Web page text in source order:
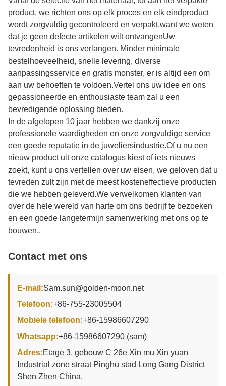
product, we richten ons op elk proces en elk eindproduct
wordt zorgvuldig gecontroleerd en verpakt.want we weten
dat je geen defecte artikelen wilt ontvangenUw
tevredenheid is ons verlangen. Minder minimale
bestelhoeveelheid, snelle levering, diverse
aanpassingsservice en gratis monster, er is altijd een om
aan uw behoeften te voldoen.Vertel ons uw idee en ons
gepassioneerde en enthousiaste team zal u een
bevredigende oplossing bieden.
In de afgelopen 10 jaar hebben we dankzij onze
professionele vaardigheden en onze zorgvuldige service
een goede reputatie in de juweliersindustrie.Of u nu een
nieuw product uit onze catalogus kiest of iets nieuws
zoekt, kunt u ons vertellen over uw eisen, we geloven dat u
tevreden zult zijn met de meest kosteneffectieve producten
die we hebben geleverd.We verwelkomen klanten van
over de hele wereld van harte om ons bedrijf te bezoeken
en een goede langetermijn samenwerking met ons op te
bouwen..
Contact met ons
E-mail:Sam.sun@golden-moon.net
Telefoon:+86-755-23005504
Mobiele telefoon:+86-15986607290
Whatsapp:+86-15986607290 (sam)
Adres:Etage 3, gebouw C 26e Xin mu Xin yuan
Industrial zone straat Pinghu stad Long Gang District
Shen Zhen China.